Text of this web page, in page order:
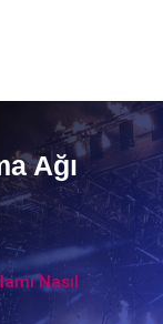
Ağı
Nasıl